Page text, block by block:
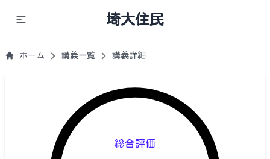
埼大住民
ホーム 講義一覧 講義詳細
総合評価